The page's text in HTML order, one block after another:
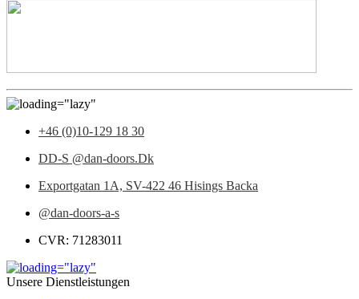
+46 (0)10-129 18 30
DD-S @dan-doors.Dk
Exportgatan 1A, SV-422 46 Hisings Backa
@dan-doors-a-s
CVR: 71283011
Unsere Dienstleistungen